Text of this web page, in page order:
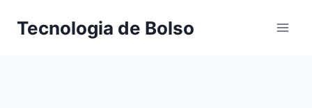
Tecnologia de Bolso